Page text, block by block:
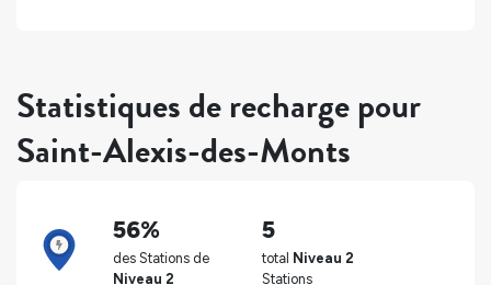
Statistiques de recharge pour
Saint-Alexis-des-Monts
56%
des Stations de
Niveau 2
5
total Niveau 2
Stations